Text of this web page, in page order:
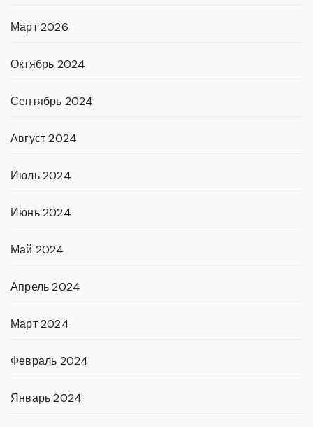
Март 2026
Октябрь 2024
Сентябрь 2024
Август 2024
Июль 2024
Июнь 2024
Май 2024
Апрель 2024
Март 2024
Февраль 2024
Январь 2024